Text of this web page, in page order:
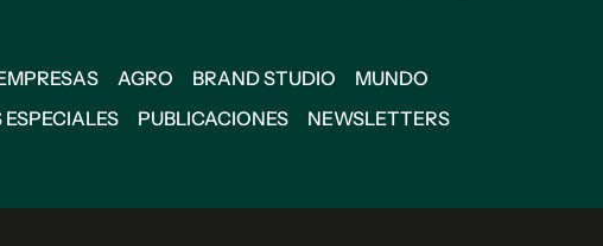
AGRO BRAND STUDIO
MUNDO
PUBLICACIONES
NEWSLETTERS